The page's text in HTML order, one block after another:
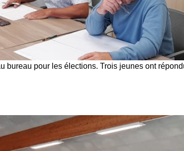
pour les élections. Trois jeunes ont